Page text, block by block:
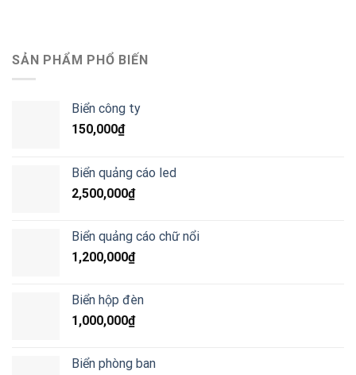
SẢN PHẨM PHỔ BIẾN
Biển công ty
150,000₫
Biển quảng cáo led
2,500,000₫
Biển quảng cáo chữ nổi
1,200,000₫
Biển hộp đèn
1,000,000₫
Biển phòng ban